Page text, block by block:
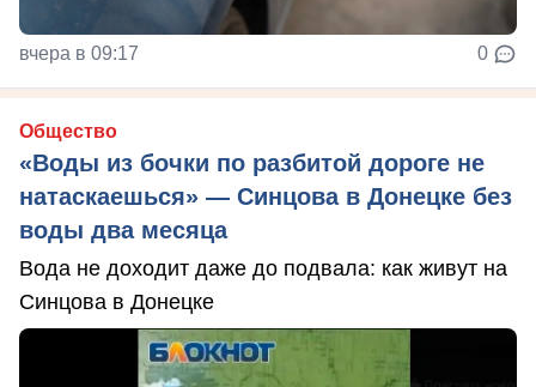
вчера в 09:17 0
Общество
«Воды из бочки по разбитой дороге не
натаскаешься» — Синцова в Донецке без
воды два месяца
Вода не доходит даже до подвала: как живут на
Синцова в Донецке